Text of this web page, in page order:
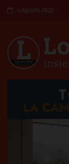
4 Agosto 2026